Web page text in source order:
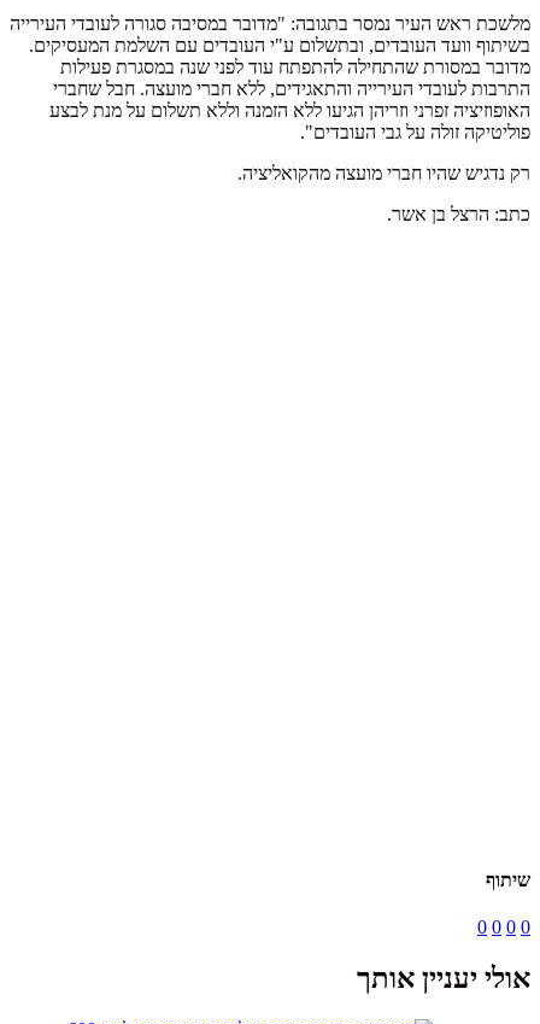
מלשכת ראש העיר נמסר בתגובה: "מדובר במסיבה סגורה לעובדי העירייה
בשיתוף וועד העובדים, ובתשלום ע"י העובדים עם השלמת המעסיקים.
מדובר במסורת שהתחילה להתפתח עוד לפני שנה במסגרת פעילות
התרבות לעובדי העירייה והתאגידים, ללא חברי מועצה. חבל שחברי
האופוזיציה זפרני וזריהן הגיעו ללא הזמנה וללא תשלום על מנת לבצע
פוליטיקה זולה על גבי העובדים".
רק נדגיש שהיו חברי מועצה מהקואליציה.
כתב: הרצל בן אשר.
שיתוף
0
0
0
0
אולי יעניין אותך